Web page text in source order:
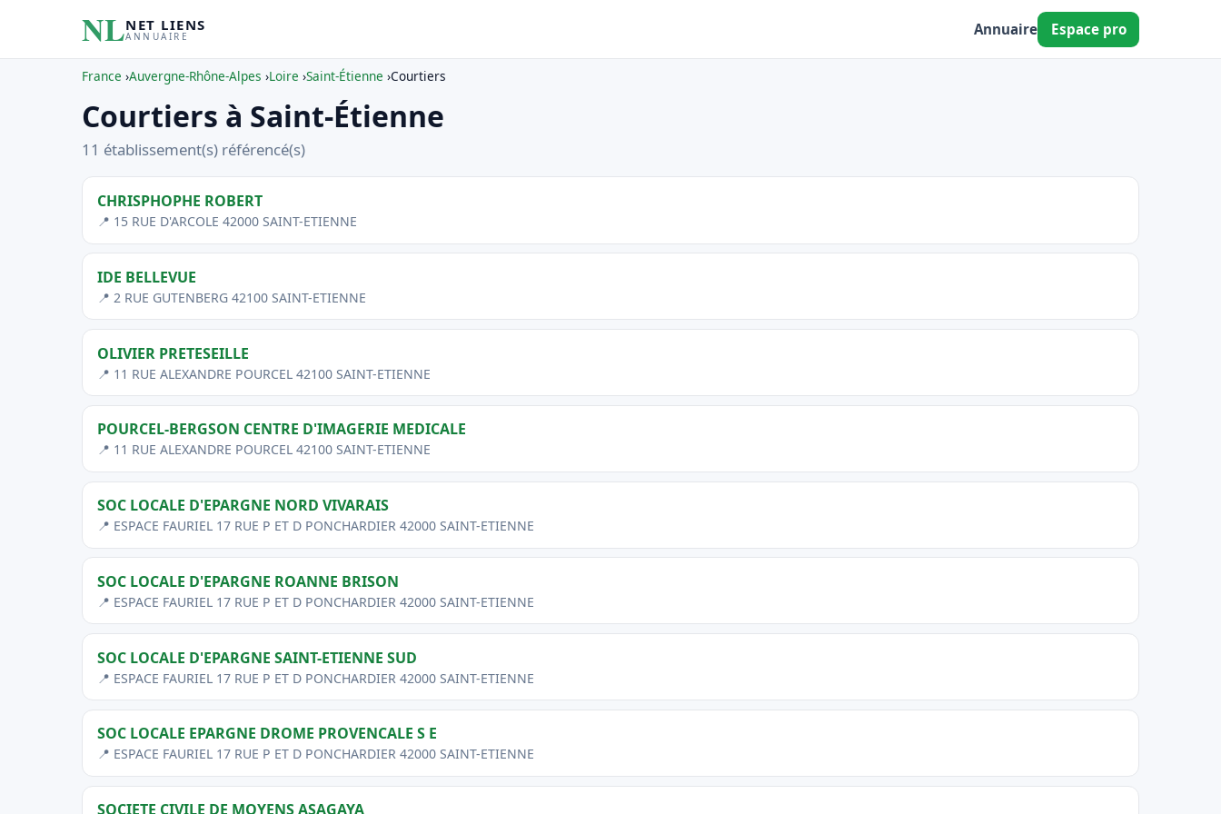
NLNET LIENS
ANNUAIRE Annuaire Espace pro
France ›Auvergne-Rhône-Alpes ›Loire ›Saint-Étienne ›Courtiers
Courtiers à Saint-Étienne
11 établissement(s) référencé(s)
CHRISPHOPHE ROBERT
📍 15 RUE D'ARCOLE 42000 SAINT-ETIENNE
IDE BELLEVUE
📍 2 RUE GUTENBERG 42100 SAINT-ETIENNE
OLIVIER PRETESEILLE
📍 11 RUE ALEXANDRE POURCEL 42100 SAINT-ETIENNE
POURCEL-BERGSON CENTRE D'IMAGERIE MEDICALE
📍 11 RUE ALEXANDRE POURCEL 42100 SAINT-ETIENNE
SOC LOCALE D'EPARGNE NORD VIVARAIS
📍 ESPACE FAURIEL 17 RUE P ET D PONCHARDIER 42000 SAINT-ETIENNE
SOC LOCALE D'EPARGNE ROANNE BRISON
📍 ESPACE FAURIEL 17 RUE P ET D PONCHARDIER 42000 SAINT-ETIENNE
SOC LOCALE D'EPARGNE SAINT-ETIENNE SUD
📍 ESPACE FAURIEL 17 RUE P ET D PONCHARDIER 42000 SAINT-ETIENNE
SOC LOCALE EPARGNE DROME PROVENCALE S E
📍 ESPACE FAURIEL 17 RUE P ET D PONCHARDIER 42000 SAINT-ETIENNE
SOCIETE CIVILE DE MOYENS ASAGAYA